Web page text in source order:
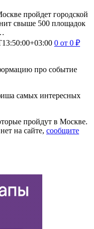
пройдет городской
свыше 500 площадок
0 от 0 ₽
про событие
самых интересных
пройдут в Москве.
на сайте, сообщите